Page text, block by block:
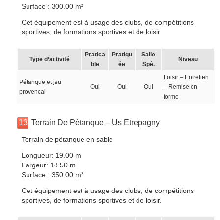
Surface : 300.00 m²
Cet équipement est à usage des clubs, de compétitions
sportives, de formations sportives et de loisir.
Type d’activité
Pratica
ble
Pratiqu
ée
Salle
Spé.
Niveau
Pétanque et jeu
provencal
Oui Oui Oui
Loisir – Entretien
– Remise en
forme
13 Terrain De Pétanque – Us Etrepagny
Terrain de pétanque en sable
Longueur: 19.00 m
Largeur: 18.50 m
Surface : 350.00 m²
Cet équipement est à usage des clubs, de compétitions
sportives, de formations sportives et de loisir.